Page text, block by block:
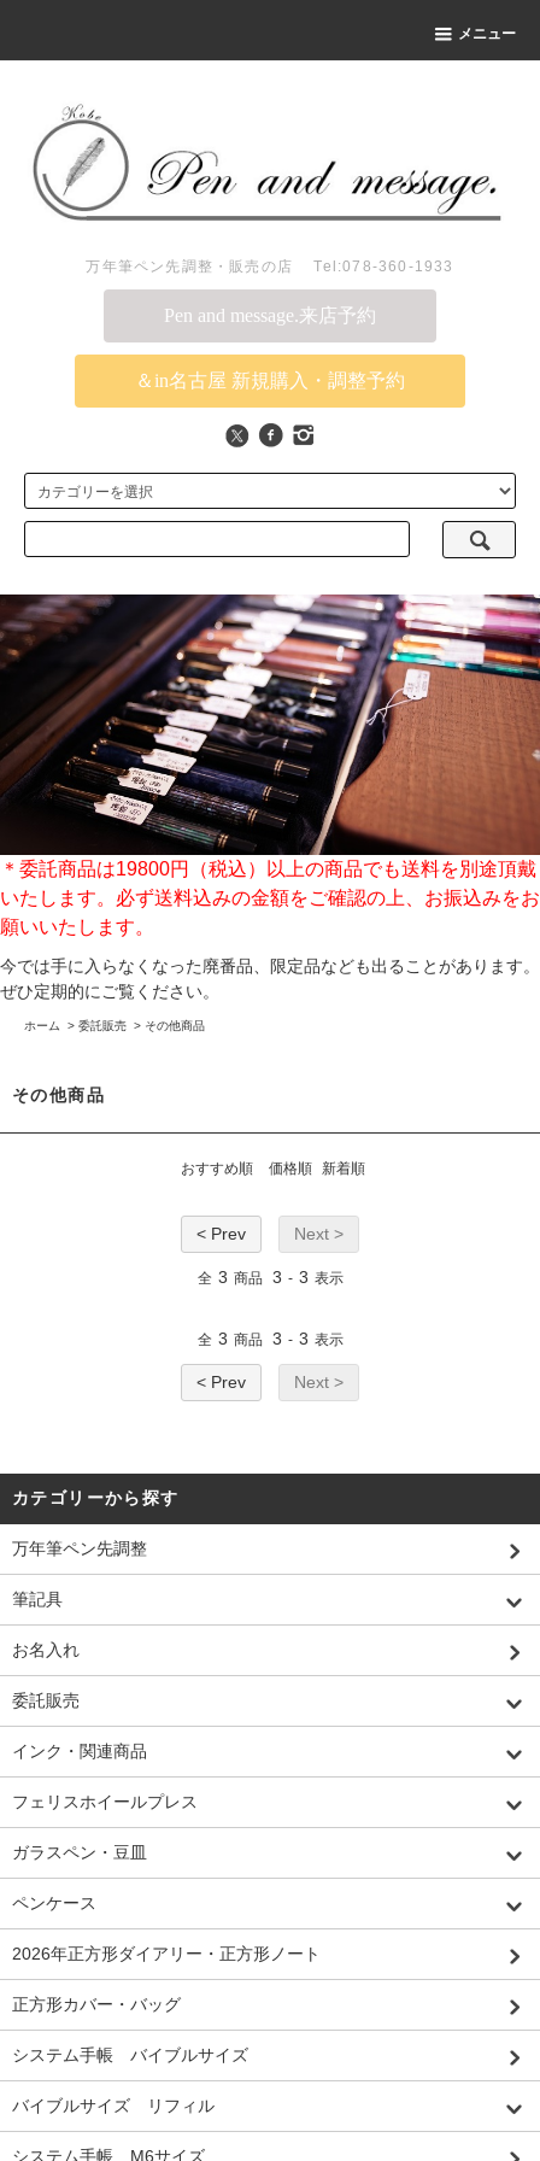
メニュー
万年筆ペン先調整・販売の店 Tel:078-360-1933
Pen and message.来店予約
＆in名古屋 新規購入・調整予約
＊委託商品は19800円（税込）以上の商品でも送料を別途頂戴
いたします。必ず送料込みの金額をご確認の上、お振込みをお
願いいたします。
今では手に入らなくなった廃番品、限定品なども出ることがあります。
ぜひ定期的にご覧ください。
ホーム > 委託販売 > その他商品
その他商品
おすすめ順 価格順 新着順
< Prev Next >
全 3 商品 3 - 3 表示
全 3 商品 3 - 3 表示
< Prev Next >
カテゴリーから探す
万年筆ペン先調整
筆記具
お名入れ
委託販売
インク・関連商品
フェリスホイールプレス
ガラスペン・豆皿
ペンケース
2026年正方形ダイアリー・正方形ノート
正方形カバー・バッグ
システム手帳 バイブルサイズ
バイブルサイズ リフィル
システム手帳 M6サイズ